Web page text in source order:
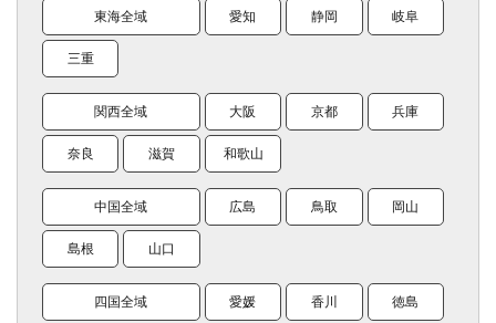
東海全域 愛知 静岡 岐阜
三重
関西全域 大阪 京都 兵庫
奈良 滋賀 和歌山
中国全域 広島 鳥取 岡山
島根 山口
四国全域 愛媛 香川 徳島